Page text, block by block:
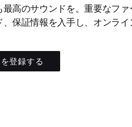
最高のサウンドを。重要なフ
、保証情報を入手し、オンラ
登録する